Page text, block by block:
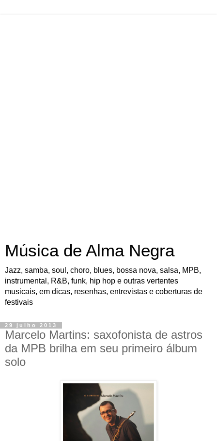
Música de Alma Negra
Jazz, samba, soul, choro, blues, bossa nova, salsa, MPB,
instrumental, R&B, funk, hip hop e outras vertentes
musicais, em dicas, resenhas, entrevistas e coberturas de
festivais
29 julho 2013
Marcelo Martins: saxofonista de astros
da MPB brilha em seu primeiro álbum
solo